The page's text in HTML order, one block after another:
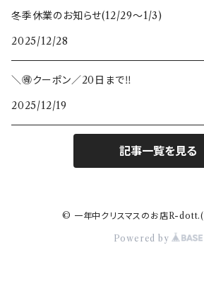
冬季休業のお知らせ(12/29〜1/3)
2025/12/28
＼🉐クーポン／20日まで‼️
2025/12/19
記事一覧を見る
© 一年中クリスマスのお店R-dott.(
Powered by